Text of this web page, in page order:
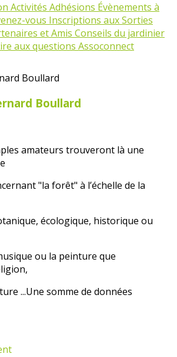
Activités Adhésions Évènements à
vous Inscriptions aux Sorties
et Amis Conseils du jardinier
aux questions Assoconnect
Boullard
amateurs trouveront là une
"la forêt" à l’échelle de la
écologique, historique ou
ou la peinture que
...Une somme de données